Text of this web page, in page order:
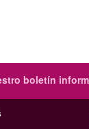
boletín